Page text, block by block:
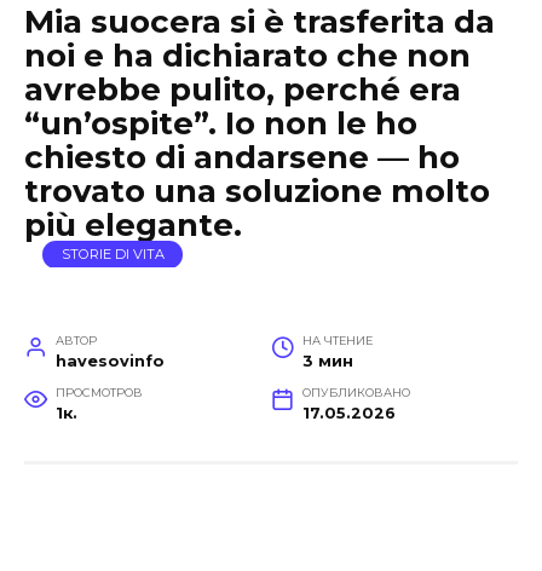
Mia suocera si è trasferita da
noi e ha dichiarato che non
avrebbe pulito, perché era
“un’ospite”. Io non le ho
chiesto di andarsene — ho
trovato una soluzione molto
più elegante.
STORIE DI VITA
АВТОР
havesovinfo
НА ЧТЕНИЕ
3 мин
ПРОСМОТРОВ
1к.
ОПУБЛИКОВАНО
17.05.2026